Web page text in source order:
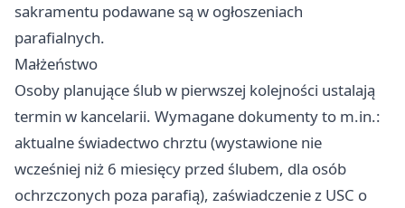
sakramentu podawane są w ogłoszeniach
parafialnych.
Małżeństwo
Osoby planujące ślub w pierwszej kolejności ustalają
termin w kancelarii. Wymagane dokumenty to m.in.:
aktualne świadectwo chrztu (wystawione nie
wcześniej niż 6 miesięcy przed ślubem, dla osób
ochrzczonych poza parafią), zaświadczenie z USC o